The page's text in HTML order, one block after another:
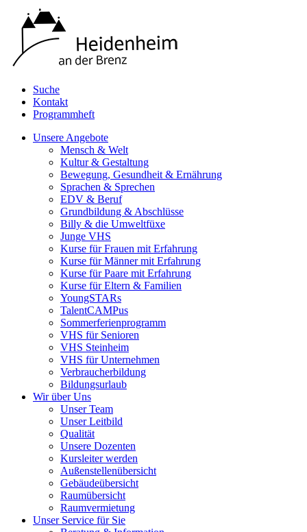
Suche
Kontakt
Programmheft
Unsere Angebote
Mensch & Welt
Kultur & Gestaltung
Bewegung, Gesundheit & Ernährung
Sprachen & Sprechen
EDV & Beruf
Grundbildung & Abschlüsse
Billy & die Umweltfüxe
Junge VHS
Kurse für Frauen mit Erfahrung
Kurse für Männer mit Erfahrung
Kurse für Paare mit Erfahrung
Kurse für Eltern & Familien
YoungSTARs
TalentCAMPus
Sommerferienprogramm
VHS für Senioren
VHS Steinheim
VHS für Unternehmen
Verbraucherbildung
Bildungsurlaub
Wir über Uns
Unser Team
Unser Leitbild
Qualität
Unsere Dozenten
Kursleiter werden
Außenstellenübersicht
Gebäudeübersicht
Raumübersicht
Raumvermietung
Unser Service für Sie